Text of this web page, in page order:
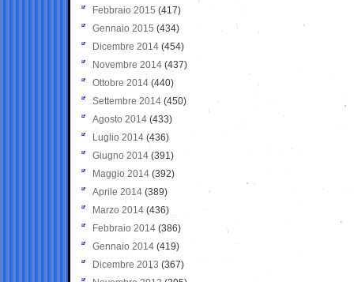
Febbraio 2015 (417)
Gennaio 2015 (434)
Dicembre 2014 (454)
Novembre 2014 (437)
Ottobre 2014 (440)
Settembre 2014 (450)
Agosto 2014 (433)
Luglio 2014 (436)
Giugno 2014 (391)
Maggio 2014 (392)
Aprile 2014 (389)
Marzo 2014 (436)
Febbraio 2014 (386)
Gennaio 2014 (419)
Dicembre 2013 (367)